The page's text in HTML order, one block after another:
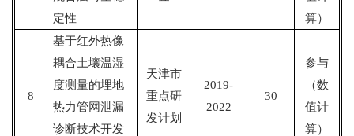
定性
算）
8
基于红外热像
耦合土壤温湿
度测量的埋地
热力管网泄漏
诊断技术开发
天津市
重点研
发计划
2019-
2022
30
参与
（数
值计
算）